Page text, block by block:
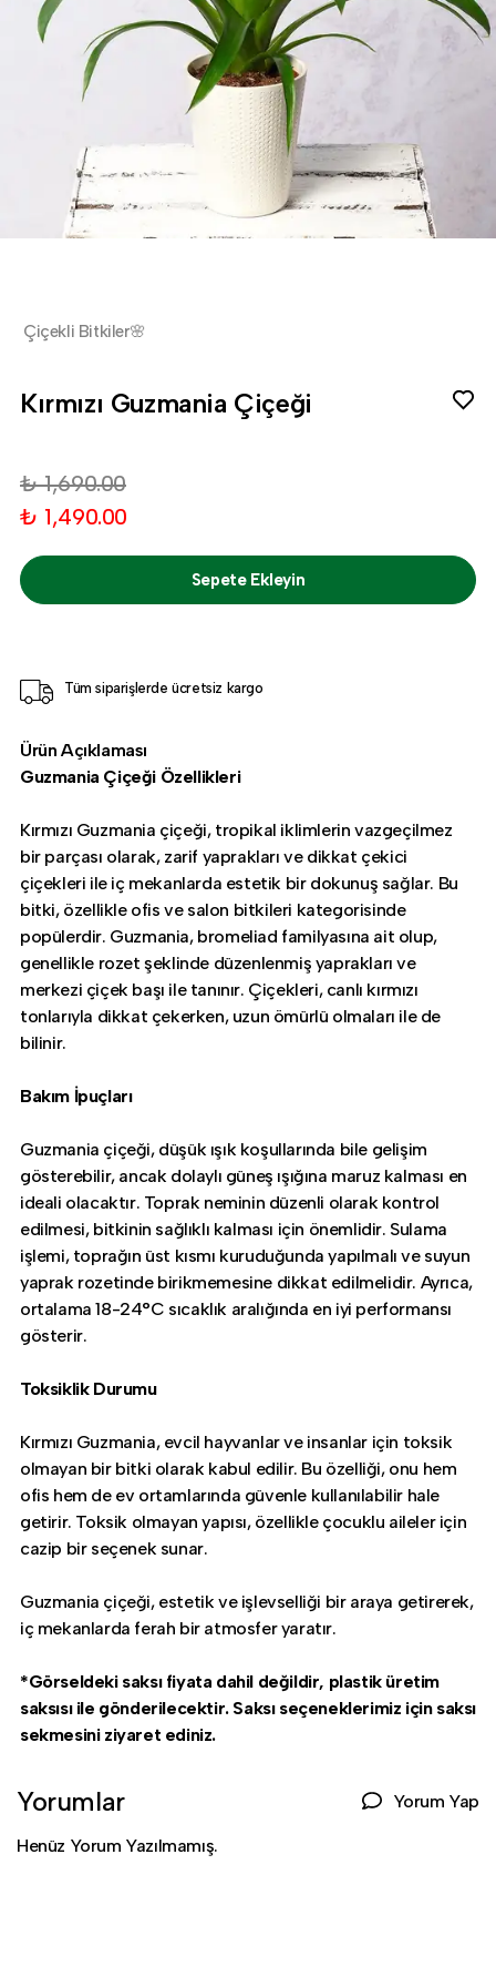
Çiçekli Bitkiler🌸
Kırmızı Guzmania Çiçeği
₺ 1,690.00
₺ 1,490.00
Sepete Ekleyin
Tüm siparişlerde ücretsiz kargo
Ürün Açıklaması
Guzmania Çiçeği Özellikleri
Kırmızı Guzmania çiçeği, tropikal iklimlerin vazgeçilmez
bir parçası olarak, zarif yaprakları ve dikkat çekici
çiçekleri ile iç mekanlarda estetik bir dokunuş sağlar. Bu
bitki, özellikle ofis ve salon bitkileri kategorisinde
popülerdir. Guzmania, bromeliad familyasına ait olup,
genellikle rozet şeklinde düzenlenmiş yaprakları ve
merkezi çiçek başı ile tanınır. Çiçekleri, canlı kırmızı
tonlarıyla dikkat çekerken, uzun ömürlü olmaları ile de
bilinir.
Bakım İpuçları
Guzmania çiçeği, düşük ışık koşullarında bile gelişim
gösterebilir, ancak dolaylı güneş ışığına maruz kalması en
ideali olacaktır. Toprak neminin düzenli olarak kontrol
edilmesi, bitkinin sağlıklı kalması için önemlidir. Sulama
işlemi, toprağın üst kısmı kuruduğunda yapılmalı ve suyun
yaprak rozetinde birikmemesine dikkat edilmelidir. Ayrıca,
ortalama 18-24°C sıcaklık aralığında en iyi performansı
gösterir.
Toksiklik Durumu
Kırmızı Guzmania, evcil hayvanlar ve insanlar için toksik
olmayan bir bitki olarak kabul edilir. Bu özelliği, onu hem
ofis hem de ev ortamlarında güvenle kullanılabilir hale
getirir. Toksik olmayan yapısı, özellikle çocuklu aileler için
cazip bir seçenek sunar.
Guzmania çiçeği, estetik ve işlevselliği bir araya getirerek,
iç mekanlarda ferah bir atmosfer yaratır.
*Görseldeki saksı fiyata dahil değildir, plastik üretim
saksısı ile gönderilecektir. Saksı seçeneklerimiz için saksı
sekmesini ziyaret ediniz.
Yorumlar Yorum Yap
Henüz Yorum Yazılmamış.